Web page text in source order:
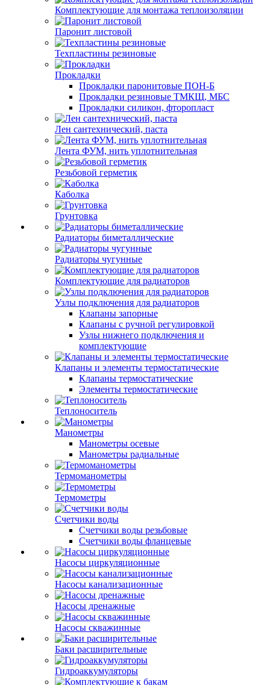
Комплектующие для монтажа теплоизоляции
Паронит листовой
Техпластины резиновые
Прокладки
Прокладки паронитовые ПОН-Б
Прокладки резиновые ТМКЩ, МБС
Прокладки силикон, фторопласт
Лен сантехнический, паста
Лента ФУМ, нить уплотнительная
Резьбовой герметик
Каболка
Грунтовка
Радиаторы биметаллические
Радиаторы чугунные
Комплектующие для радиаторов
Узлы подключения для радиаторов
Клапаны запорные
Клапаны с ручной регулировкой
Узлы нижнего подключения и
комплектующие
Клапаны и элементы термостатические
Клапаны термостатические
Элементы термостатические
Теплоноситель
Манометры
Манометры осевые
Манометры радиальные
Термоманометры
Термометры
Счетчики воды
Счетчики воды резьбовые
Счетчики воды фланцевые
Насосы циркуляционные
Насосы канализационные
Насосы дренажные
Насосы скважинные
Баки расширительные
Гидроаккумуляторы